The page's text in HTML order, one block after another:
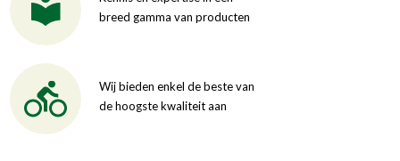
breed gamma van producten
Wij bieden enkel de beste van
de hoogste kwaliteit aan